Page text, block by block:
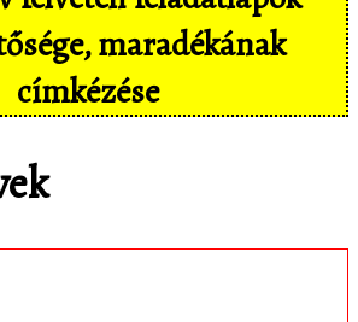
maradékának
címkézése